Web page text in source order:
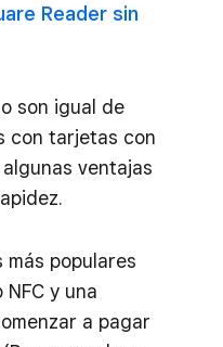
Reader sin
son igual de
con tarjetas con
ventajas
más populares
y una
a pagar